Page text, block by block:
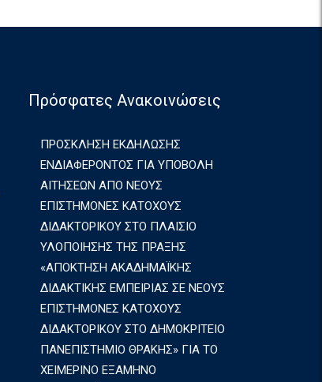
Πρόσφατες Ανακοινώσεις
ΠΡΟΣΚΛΗΣΗ ΕΚΔΗΛΩΣΗΣ
ΕΝΔΙΑΦΕΡΟΝΤΟΣ ΓΙΑ ΥΠΟΒΟΛΗ
ΑΙΤΗΣΕΩΝ ΑΠΟ ΝΕΟΥΣ
ΕΠΙΣΤΗΜΟΝΕΣ ΚΑΤΟΧΟΥΣ
ΔΙΔΑΚΤΟΡΙΚΟΥ ΣΤΟ ΠΛΑΙΣΙΟ
ΥΛΟΠΟΙΗΣΗΣ ΤΗΣ ΠΡΑΞΗΣ
«ΑΠΟΚΤΗΣΗ ΑΚΑΔΗΜΑΪΚΗΣ
ΔΙΔΑΚΤΙΚΗΣ ΕΜΠΕΙΡΙΑΣ ΣΕ ΝΕΟΥΣ
ΕΠΙΣΤΗΜΟΝΕΣ ΚΑΤΟΧΟΥΣ
ΔΙΔΑΚΤΟΡΙΚΟΥ ΣΤΟ ΔΗΜΟΚΡΙΤΕΙΟ
ΠΑΝΕΠΙΣΤΗΜΙΟ ΘΡΑΚΗΣ» ΓΙΑ ΤΟ
ΧΕΙΜΕΡΙΝΟ ΕΞΑΜΗΝΟ